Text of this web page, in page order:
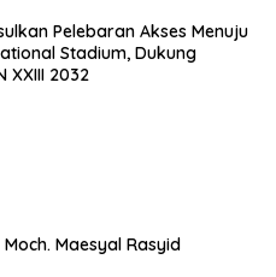
Pelebaran Akses Menuju
Stadium, Dukung
XXIII 2032
Moch. Maesyal Rasyid